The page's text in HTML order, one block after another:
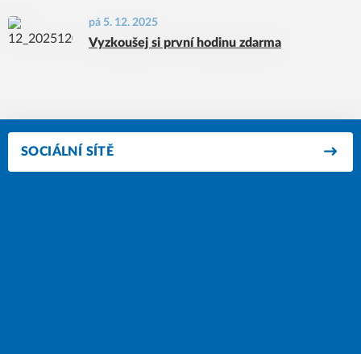
pá 5. 12. 2025
Vyzkoušej si první hodinu zdarma
SOCIÁLNÍ SÍTĚ